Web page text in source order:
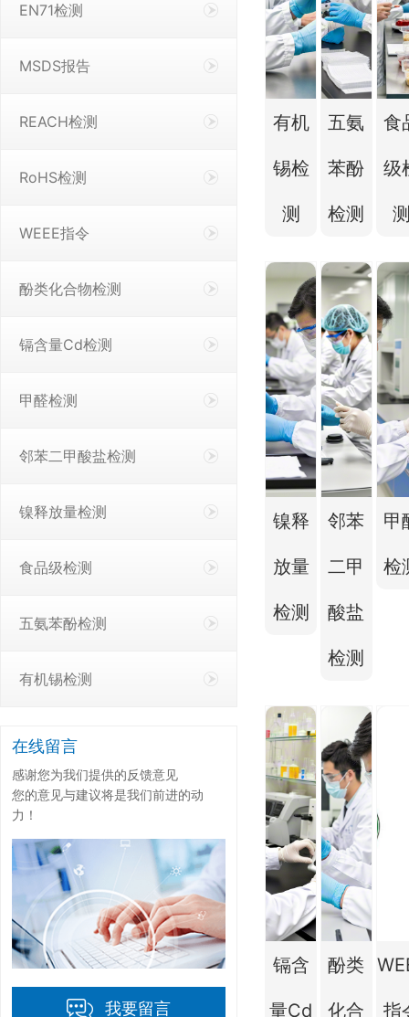
EN71检测
MSDS报告
REACH检测
RoHS检测
WEEE指令
酚类化合物检测
镉含量Cd检测
甲醛检测
邻苯二甲酸盐检测
镍释放量检测
食品级检测
五氨苯酚检测
有机锡检测
在线留言
感谢您为我们提供的反馈意见
您的意见与建议将是我们前进的动
力！
我要留言
有机
锡检
测
五氨
苯酚
检测
食
级
镍释
放量
检测
邻苯
二甲
酸盐
检测
甲
检
镉含
量Cd
酚类
化合 指